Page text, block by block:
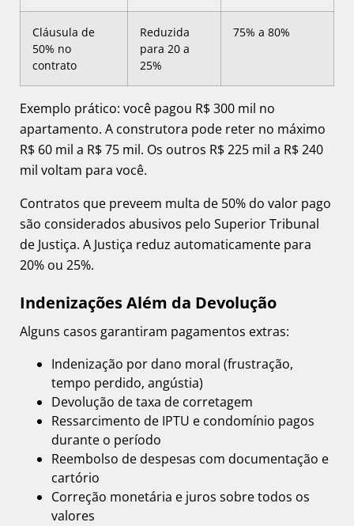
Cláusula de
50% no
contrato
Reduzida
para 20 a
25%
75% a 80%
Exemplo prático: você pagou R$ 300 mil no
apartamento. A construtora pode reter no máximo
R$ 60 mil a R$ 75 mil. Os outros R$ 225 mil a R$ 240
mil voltam para você.
Contratos que preveem multa de 50% do valor pago
são considerados abusivos pelo Superior Tribunal
de Justiça. A Justiça reduz automaticamente para
20% ou 25%.
Indenizações Além da Devolução
Alguns casos garantiram pagamentos extras:
Indenização por dano moral (frustração,
tempo perdido, angústia)
Devolução de taxa de corretagem
Ressarcimento de IPTU e condomínio pagos
durante o período
Reembolso de despesas com documentação e
cartório
Correção monetária e juros sobre todos os
valores